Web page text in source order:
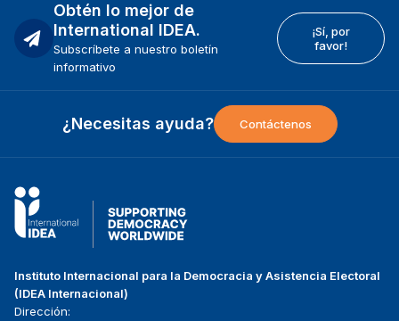
Obtén lo mejor de
International IDEA.
Subscríbete a nuestro boletín
informativo
¡Sí, por
favor!
¿Necesitas ayuda? Contáctenos
Instituto Internacional para la Democracia y Asistencia Electoral
(IDEA Internacional)
Dirección: